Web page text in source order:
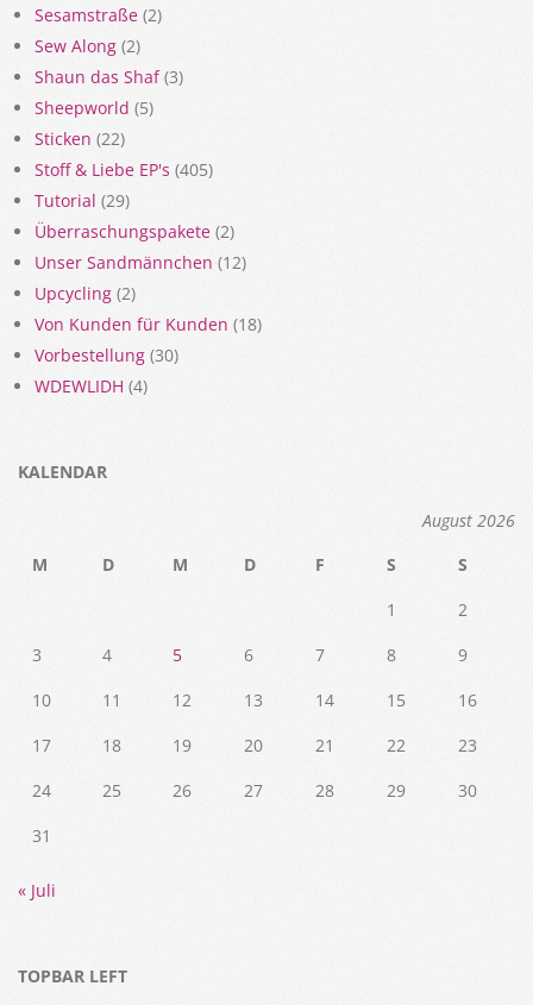
Sesamstraße (2)
Sew Along (2)
Shaun das Shaf(3)
Sheepworld (5)
Sticken (22)
Stoff & Liebe EP's (405)
Tutorial (29)
Überraschungspakete (2)
Unser Sandmännchen (12)
Upcycling (2)
Von Kunden für Kunden (18)
Vorbestellung (30)
WDEWLIDH (4)
KALENDAR
August 2026
M
D M D F S
S
1
2
3
4 5 6 7 8
9
10
11 12 13 14 15
16
17
18 19 20 21 22
23
24
25 26 27 28 29
30
31
« Juli
TOPBAR LEFT